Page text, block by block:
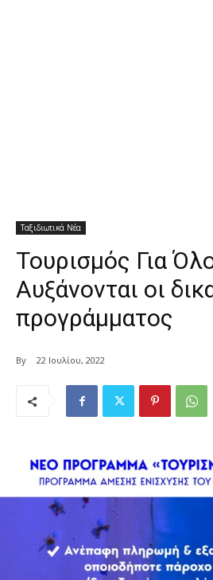
Ταξιδιωτικά Νέα
Τουρισμός Για
Αυξάνονται οι
προγράμματος
By 22 Ιουλίου, 2022